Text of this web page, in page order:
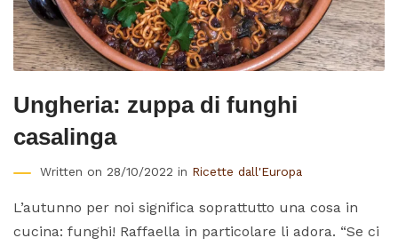
Ungheria: zuppa di funghi
casalinga
Written on 28/10/2022 in Ricette dall'Europa
L’autunno per noi significa soprattutto una cosa in
cucina: funghi! Raffaella in particolare li adora. “Se ci